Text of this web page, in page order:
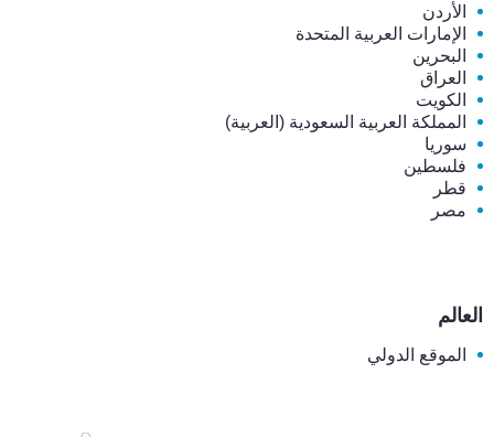
الأردن
الإمارات العربية المتحدة
البحرين
العراق
الكويت
المملكة العربية السعودية (العربية)
سوريا
فلسطين
قطر
مصر
العالم
الموقع الدولي